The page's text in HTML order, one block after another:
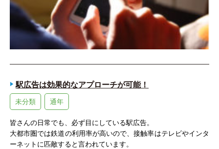
駅広告は効果的なアプローチが可能！
未分類 通年
皆さんの日常でも、必ず目にしている駅広告。
大都市圏では鉄道の利用率が高いので、接触率はテレビやインタ
ーネットに匹敵すると言われています。